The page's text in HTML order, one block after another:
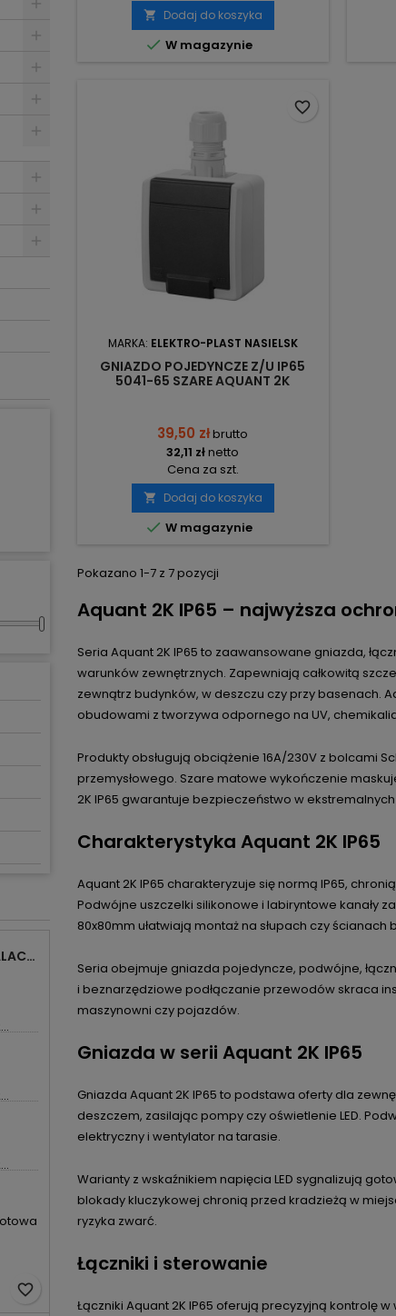
ZŁĄCZKA INSTALACYJNA 2X UNIWERSALNA COMPACT 221-412 WAGO
favorite_border
 Dodaj do koszyka
 W magazynie
MARKA: ELEKTRO-PLAST NASIELSK
GNIAZDO POJEDYNCZE Z/U IP65
5041-65 SZARE AQUANT 2K
39,50 złbrutto
32,11 złnetto
Cena za szt.
 Dodaj do koszyka
 W magazynie
favorite_border
Pokazano 1-7 z 7 pozycji
Aquant 2K IP65 – najwyższa
Seria Aquant 2K IP65 to zaawansowane gniazda,
warunków zewnętrznych. Zapewniają całkowitą
zewnątrz budynków, w deszczu czy przy basenach.
obudowami z tworzywa odpornego na UV,
Produkty obsługują obciążenie 16A/230V z bolcami
przemysłowego. Szare matowe wykończenie
2K IP65 gwarantuje bezpieczeństwo w
Charakterystyka Aquant 2K IP65
Aquant 2K IP65 charakteryzuje się normą IP65,
Podwójne uszczelki silikonowe i labiryntowe kanały
80x80mm ułatwiają montaż na słupach czy
Seria obejmuje gniazda pojedyncze, podwójne,
i beznarzędziowe podłączanie przewodów skraca
maszynowni czy pojazdów.
Gniazda w serii Aquant 2K IP65
Gniazda Aquant 2K IP65 to podstawa oferty dla
deszczem, zasilając pompy czy oświetlenie LED.
elektryczny i wentylator na tarasie.
Warianty z wskaźnikiem napięcia LED sygnalizują
blokady kluczykowej chronią przed kradzieżą w
ryzyka zwarć.
Łączniki i sterowanie
Łączniki Aquant 2K IP65 oferują precyzyjną kontrolę